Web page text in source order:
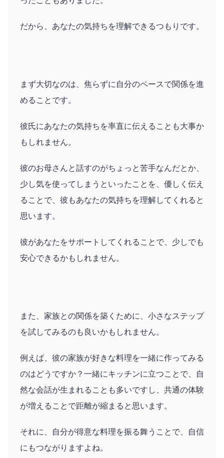
だから、あなたの気持ちを理解できるつもりです。
まず大切なのは、焦らずに自分のペースで関係を進
めることです。
彼氏にあなたの気持ちを率直に伝えることも大事か
もしれません。
彼のお母さんと話すのがちょっと苦手なんだとか、
少し気を使ってしまうといったことを、優しく伝え
ることで、彼もあなたの気持ちを理解してくれると
思います。
彼があなたをサポートしてくれることで、少しでも
安心できるかもしれません。
また、家族との関係を築くために、小さなステップ
を試してみるのも良いかもしれません。
例えば、彼の家族が好きな料理を一緒に作ってみる
のはどうですか？一緒にキッチンに立つことで、自
然な会話が生まれることも多いですし、共通の体験
が増えることで距離が縮まると思います。
それに、自分が得意な料理を振る舞うことで、自信
にもつながりますよね。